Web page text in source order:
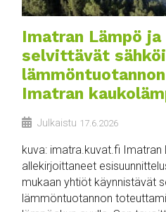
Imatran Lämpö ja
selvittävät
Imatran
Julkaistu 17.6.2026
kuva: imatra.kuvat.fi
allekirjoittaneet
mukaan yhtiöt käynnistävät
lämmöntuotannon